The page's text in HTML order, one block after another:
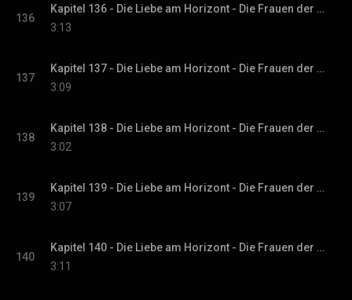
136
Kapitel 136 - Die Liebe am Horizont - Die Frauen der Villa Sommerwind, Band 3
3:13
137
Kapitel 137 - Die Liebe am Horizont - Die Frauen der Villa Sommerwind, Band 3
3:09
138
Kapitel 138 - Die Liebe am Horizont - Die Frauen der Villa Sommerwind, Band 3
3:02
139
Kapitel 139 - Die Liebe am Horizont - Die Frauen der Villa Sommerwind, Band 3
3:07
140
Kapitel 140 - Die Liebe am Horizont - Die Frauen der Villa Sommerwind, Band 3
3:11